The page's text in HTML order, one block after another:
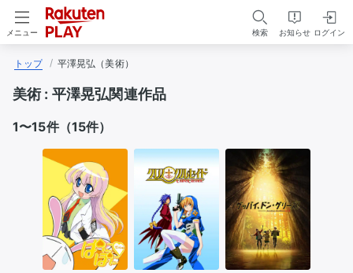
メニュー 検索 お知らせ ログイン
トップ 平澤晃弘（美術）
美術 : 平澤晃弘関連作品
1〜15件（15件）